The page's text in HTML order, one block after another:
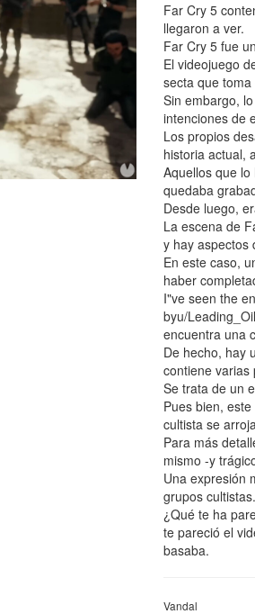
Far Cry 5
llegaron a ver.
Far Cry 5 fue
El videojuego
secta que
Sin embargo,
intenciones de
Los propios
historia actual,
Aquellos que
quedaba
Desde luego,
La escena de
y hay aspectos
En este caso,
haber
I"ve seen the
byu/
encuentra una
De hecho, hay
contiene varias
Se trata de un
Pues bien,
cultista se
Para más
mismo -y
Una expresión
grupos cultistas.
¿Qué te ha
te pareció el
basaba.
Vandal